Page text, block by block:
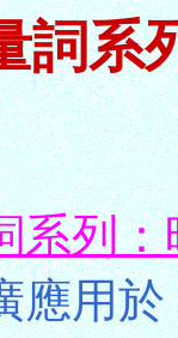
詞系
系列
應用